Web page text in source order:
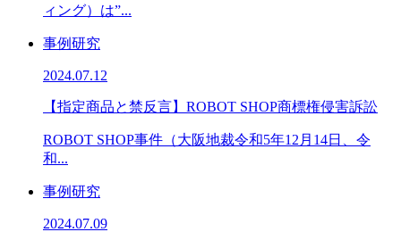
ィング）は”...
事例研究
2024.07.12
【指定商品と禁反言】ROBOT SHOP商標権侵害訴訟
ROBOT SHOP事件（大阪地裁令和5年12月14日、令
和...
事例研究
2024.07.09